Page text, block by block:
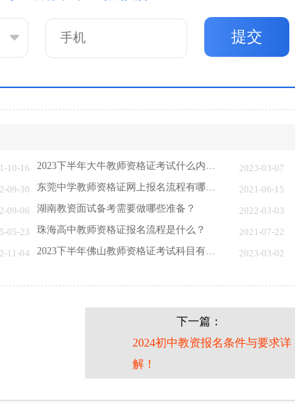
提交
10-16
2023-03-07
09-30
2021-06-15
09-06 湖南教资面试备考需要做哪些准备？
2022-03-03
05-23 珠海高中教师资格证报名流程是什么？
2021-07-22
11-04 2023-03-02
下一篇：
2024初中教资报名条件与要求详
解！